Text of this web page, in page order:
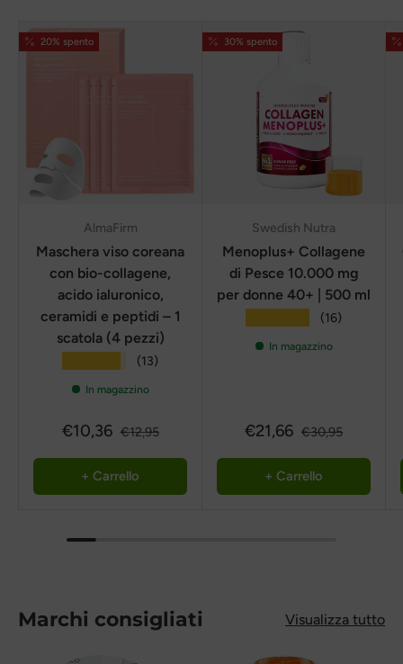
20% spento
AlmaFirm
Maschera viso coreana
con bio-collagene,
acido ialuronico,
ceramidi e peptidi – 1
scatola (4 pezzi)
(13)
In magazzino
€10,36 €12,95
+ Carrello
30% spento
Swedish Nutra
Menoplus+ Collagene
di Pesce 10.000 mg
per donne 40+ | 500 ml
(16)
In magazzino
€21,66 €30,95
+ Carrello
Marchi consigliati Visualizza tutto